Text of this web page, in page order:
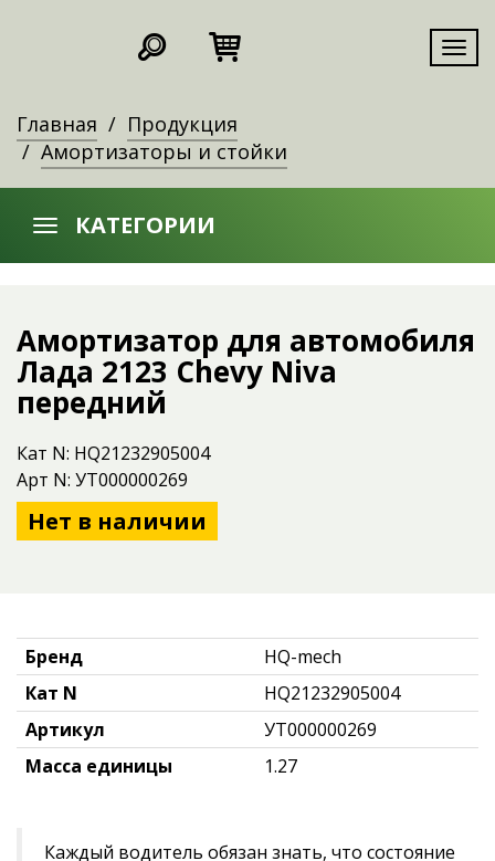
Главная
Продукция
Амортизаторы и стойки
КАТЕГОРИИ
Амортизатор для автомобиля
Лада 2123 Chevy Niva
передний
Кат N: HQ21232905004
Арт N: УТ000000269
Нет в наличии
Бренд
HQ-mech
Кат N
HQ21232905004
Артикул
УТ000000269
Масса единицы
1.27
Каждый водитель обязан знать, что состояние